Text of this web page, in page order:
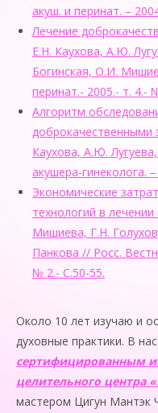
акуш. и перинат. –
Лечение
Е.Н. Каухова, А.Ю.
Богинская, О.И.
перинат.- 2005.- т. 4.-
Алгоритм
доброкачественными
Каухова, А.Ю. Лугуева,
акушера-гинеколога.
Экономические
технологий в
Мишиева, Г.Н.
Панкова // Росс.
№ 2.- С.50-55.
Около 10 лет изучаю и
духовные практики. В
сертифицированным
целительного центра
мастером Цигун Мантэк